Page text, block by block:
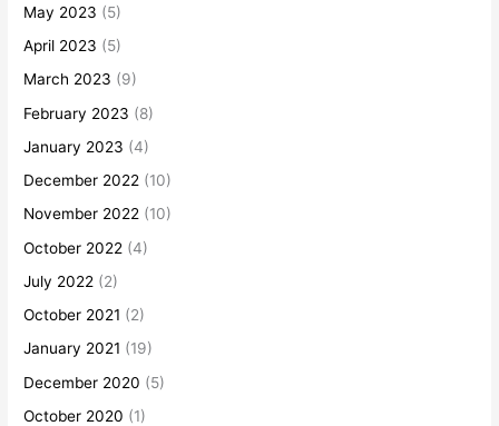
May 2023 (5)
April 2023 (5)
March 2023 (9)
February 2023 (8)
January 2023 (4)
December 2022 (10)
November 2022 (10)
October 2022 (4)
July 2022 (2)
October 2021 (2)
January 2021 (19)
December 2020 (5)
October 2020 (1)